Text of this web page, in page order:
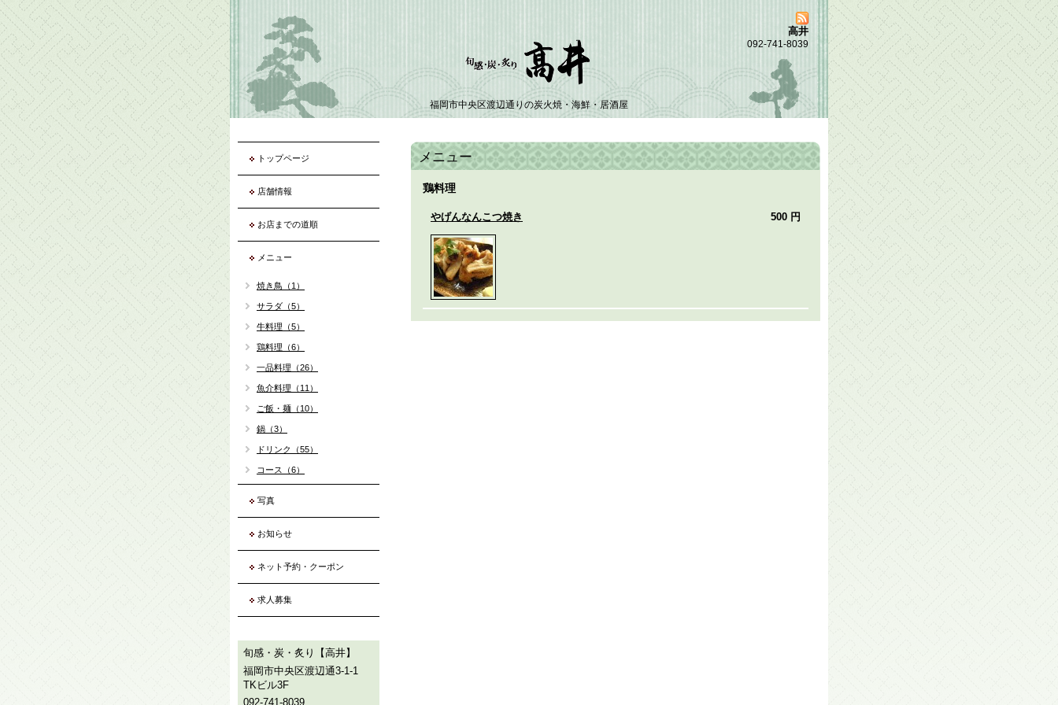
高井
092-741-8039
福岡市中央区渡辺通りの炭火焼・海鮮・居酒屋
メニュー
鶏料理
500 円
やげんなんこつ焼き
トップページ
店舗情報
お店までの道順
メニュー
焼き鳥（1）
サラダ（5）
牛料理（5）
鶏料理（6）
一品料理（26）
魚介料理（11）
ご飯・麺（10）
鍋（3）
ドリンク（55）
コース（6）
写真
お知らせ
ネット予約・クーポン
求人募集
旬感・炭・炙り【高井】
福岡市中央区渡辺通3-1-1
TKビル3F
092-741-8039